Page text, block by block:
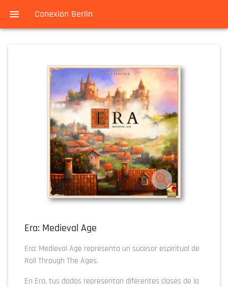
Conexión Berlin
Era: Medieval Age
Era: Medieval Age representa un sucesor espiritual de
Roll Through The Ages.
En Era, tus dados representan diferentes clases de la